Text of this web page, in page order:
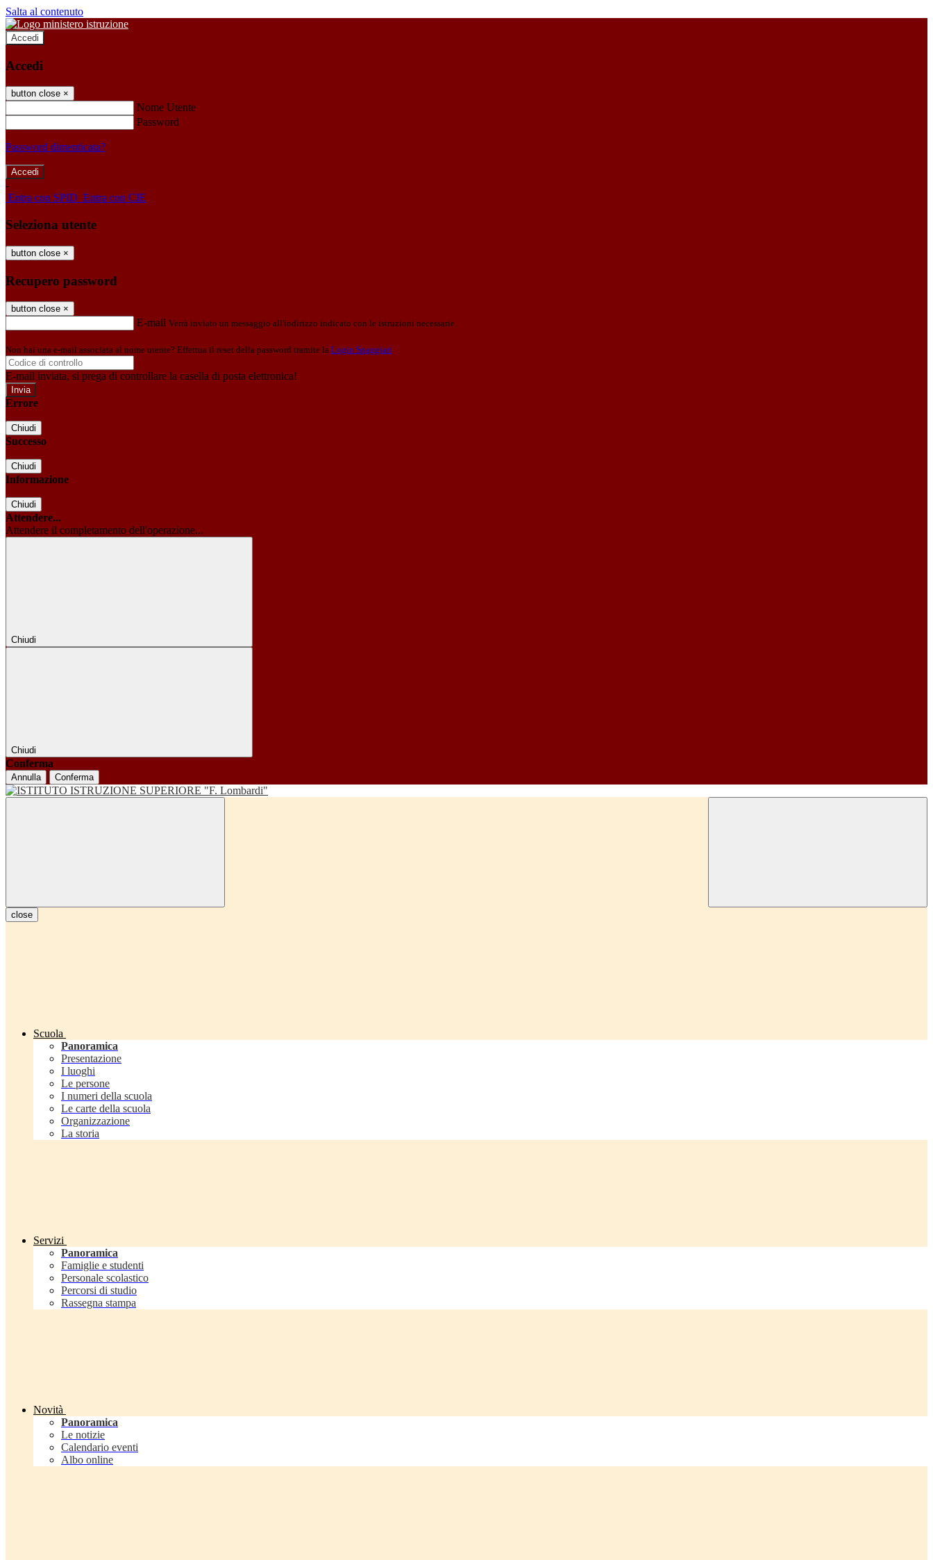
Salta al contenuto
Accedi
Accedi
button close ×
Nome Utente
Password
Password dimenticata?
-
Entra con SPID Entra con CIE
Seleziona utente
button close ×
Recupero password
button close ×
E-mail Verrà inviato un messaggio all'indirizzo indicato con le istruzioni necessarie.
Non hai una e-mail associata al nome utente? Effettua il reset della password tramite la Login Spaggiari
E-mail inviata, si prega di controllare la casella di posta elettronica!
Errore
Chiudi
Successo
Chiudi
Informazione
Chiudi
Attendere...
Attendere il completamento dell'operazione...
Chiudi
Chiudi
Conferma
Annulla Conferma
close
Scuola
Panoramica
Presentazione
I luoghi
Le persone
I numeri della scuola
Le carte della scuola
Organizzazione
La storia
Servizi
Panoramica
Famiglie e studenti
Personale scolastico
Percorsi di studio
Rassegna stampa
Novità
Panoramica
Le notizie
Calendario eventi
Albo online